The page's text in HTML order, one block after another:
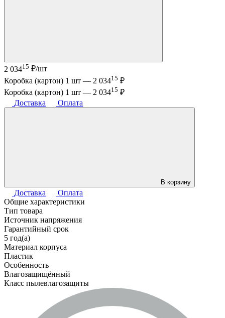
2 03415 ₽/шт
Коробка (картон) 1 шт — 2 03415 ₽
Коробка (картон) 1 шт — 2 03415 ₽
Доставка
Оплата
В корзину
Доставка
Оплата
Общие характеристики
Тип товара
Источник напряжения
Гарантийный срок
5 год(а)
Материал корпуса
Пластик
Особенность
Влагозащищённый
Класс пылевлагозащиты